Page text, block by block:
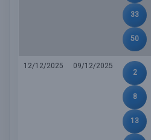
33
50
12/12/2025
09/12/2025
2
8
13